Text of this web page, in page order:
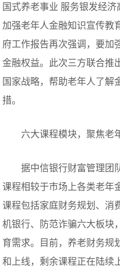
国式养老事业 服务银发经
加强老年人金融知识宣传教
府工作报告再次强调，要加
金融权益。此次三方联合推
国家战略，帮助老年人了解
措。
六大课程模块，聚焦老
据中信银行财富管理团
课程相较于市场上各类老年
课程包括家庭财务规划、消
机银行、防范诈骗六大板块
育需求。目前，养老财务规
和上线，剩余课程正在陆续